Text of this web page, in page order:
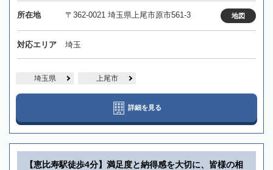
所在地 〒362-0021 埼玉県上尾市原市561-3 地図
対応エリア 埼玉
埼玉県 上尾市
詳細を見る
【恵比寿駅徒歩4分】満足度と納得感を大切に、皆様の相